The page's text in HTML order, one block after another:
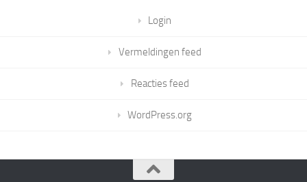
Login
Vermeldingen feed
Reacties feed
WordPress.org